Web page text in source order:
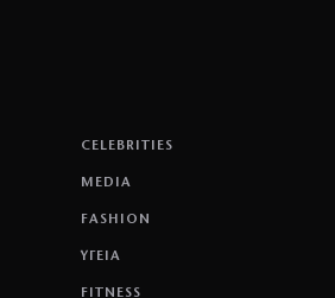
CELEBRITIES
MEDIA
FASHION
ΥΓΕΙΑ
FITNESS